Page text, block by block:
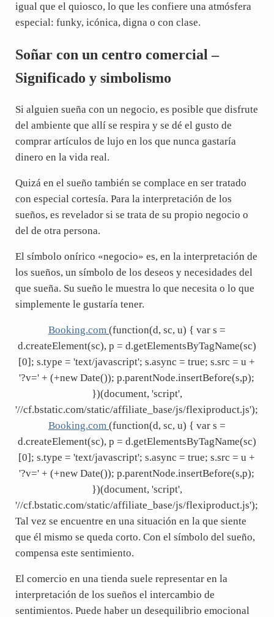
igual que el quiosco, lo que les confiere una atmósfera
especial: funky, icónica, digna o con clase.
Soñar con un centro comercial –
Significado y simbolismo
Si alguien sueña con un negocio, es posible que disfrute
del ambiente que allí se respira y se dé el gusto de
comprar artículos de lujo en los que nunca gastaría
dinero en la vida real.
Quizá en el sueño también se complace en ser tratado
con especial cortesía. Para la interpretación de los
sueños, es revelador si se trata de su propio negocio o
del de otra persona.
El símbolo onírico «negocio» es, en la interpretación de
los sueños, un símbolo de los deseos y necesidades del
que sueña. Su sueño le muestra lo que necesita o lo que
simplemente le gustaría tener.
Booking.com (function(d, sc, u) { var s =
d.createElement(sc), p = d.getElementsByTagName(sc)
[0]; s.type = 'text/javascript'; s.async = true; s.src = u +
'?v=' + (+new Date()); p.parentNode.insertBefore(s,p);
})(document, 'script',
'//cf.bstatic.com/static/affiliate_base/js/flexiproduct.js');
Booking.com (function(d, sc, u) { var s =
d.createElement(sc), p = d.getElementsByTagName(sc)
[0]; s.type = 'text/javascript'; s.async = true; s.src = u +
'?v=' + (+new Date()); p.parentNode.insertBefore(s,p);
})(document, 'script',
'//cf.bstatic.com/static/affiliate_base/js/flexiproduct.js');
Tal vez se encuentre en una situación en la que siente
que él mismo se queda corto. Con el símbolo del sueño,
compensa este sentimiento.
El comercio en una tienda suele representar en la
interpretación de los sueños el intercambio de
sentimientos. Puede haber un desequilibrio emocional